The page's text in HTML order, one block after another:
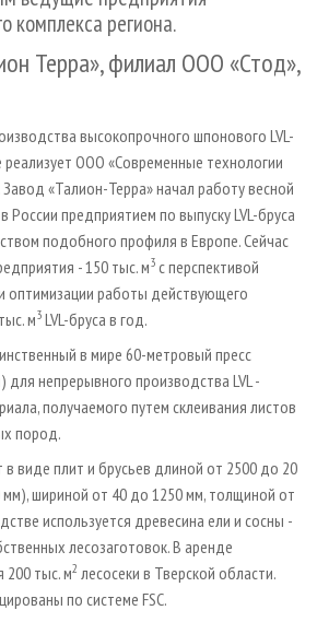
ПЛИТ
REVIEW
комплекса региона.
Терра», филиал ООО «Стод»,
высокопрочного шпонового LVL-
ООО «Современные технологии
«Талион-Терра» начал работу весной
России предприятием по выпуску LVL-бруса
подобного профиля в Европе. Сейчас
- 150 тыс. м3 с перспективой
оптимизации работы действующего
м3 LVL-бруса в год.
в мире 60-метровый пресс
для непрерывного производства LVL -
получаемого путем склеивания листов
пород.
виде плит и брусьев длиной от 2500 до 20
мм), шириной от 40 до 1250 мм, толщиной от
используется древесина ели и сосны -
лесозаготовок. В аренде
200 тыс. м2 лесосеки в Тверской области.
по системе FSC.